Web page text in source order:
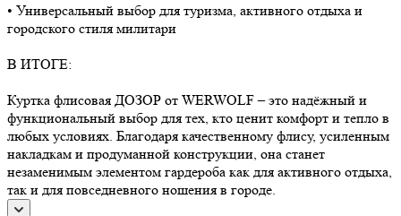
• Универсальный выбор для туризма, активного отдыха и
городского стиля милитари
В ИТОГЕ:
Куртка флисовая ДОЗОР от WERWOLF – это надёжный и
функциональный выбор для тех, кто ценит комфорт и тепло в
любых условиях. Благодаря качественному флису, усиленным
накладкам и продуманной конструкции, она станет
незаменимым элементом гардероба как для активного отдыха,
так и для повседневного ношения в городе.